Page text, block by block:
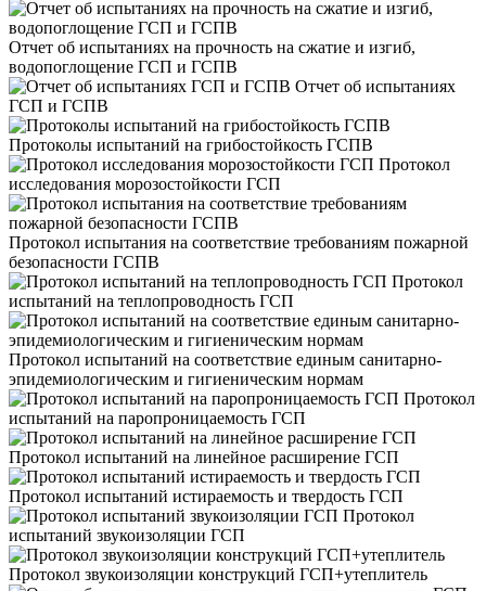
Отчет об испытаниях на прочность на сжатие и изгиб,
водопоглощение ГСП и ГСПВ
Отчет об испытаниях
ГСП и ГСПВ
Протоколы испытаний на грибостойкость ГСПВ
Протокол
исследования морозостойкости ГСП
Протокол испытания на соответствие требованиям пожарной
безопасности ГСПВ
Протокол
испытаний на теплопроводность ГСП
Протокол испытаний на соответствие единым санитарно-
эпидемиологическим и гигиеническим нормам
Протокол
испытаний на паропроницаемость ГСП
Протокол испытаний на линейное расширение ГСП
Протокол испытаний истираемость и твердость ГСП
Протокол
испытаний звукоизоляции ГСП
Протокол звукоизоляции конструкций ГСП+утеплитель